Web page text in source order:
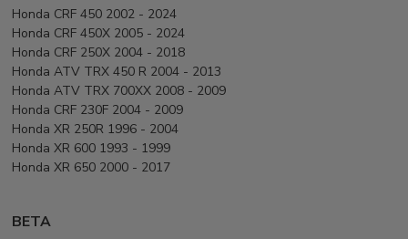
Honda CRF 450 2002 - 2024
Honda CRF 450X 2005 - 2024
Honda CRF 250X 2004 - 2018
Honda ATV TRX 450 R 2004 - 2013
Honda ATV TRX 700XX 2008 - 2009
Honda CRF 230F 2004 - 2009
Honda XR 250R 1996 - 2004
Honda XR 600 1993 - 1999
Honda XR 650 2000 - 2017
BETA